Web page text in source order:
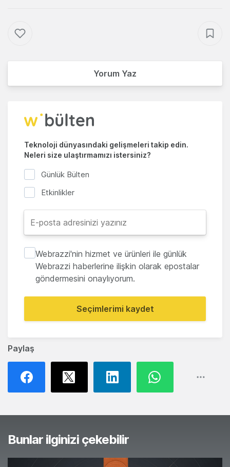
Paylaş
Yorum Yaz
Teknoloji dünyasındaki gelişmeleri takip edin.
Neleri size ulaştırmamızı istersiniz?
Günlük Bülten
Etkinlikler
Webrazzi'nin hizmet ve ürünleri ile günlük
Webrazzi haberlerine ilişkin olarak epostalar
göndermesini onaylıyorum.
Seçimlerimi kaydet
Bunlar ilginizi çekebilir